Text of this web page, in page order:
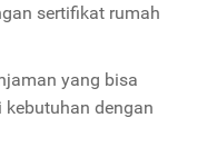
sertifikat rumah
yang bisa
dengan